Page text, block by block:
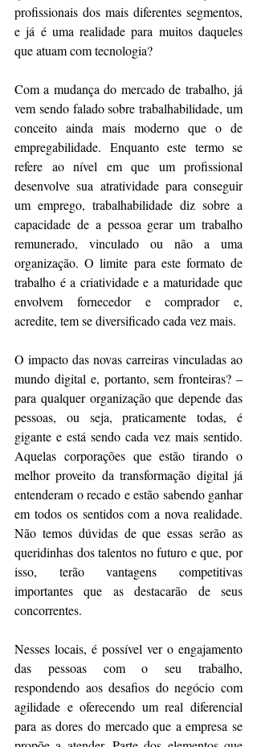
profissionais dos mais diferentes segmentos,
e já é uma realidade para muitos daqueles
que atuam com tecnologia?
Com a mudança do mercado de trabalho, já
vem sendo falado sobre trabalhabilidade, um
conceito ainda mais moderno que o de
empregabilidade. Enquanto este termo se
refere ao nível em que um profissional
desenvolve sua atratividade para conseguir
um emprego, trabalhabilidade diz sobre a
capacidade de a pessoa gerar um trabalho
remunerado, vinculado ou não a uma
organização. O limite para este formato de
trabalho é a criatividade e a maturidade que
envolvem fornecedor e comprador e,
acredite, tem se diversificado cada vez mais.
O impacto das novas carreiras vinculadas ao
mundo digital e, portanto, sem fronteiras? –
para qualquer organização que depende das
pessoas, ou seja, praticamente todas, é
gigante e está sendo cada vez mais sentido.
Aquelas corporações que estão tirando o
melhor proveito da transformação digital já
entenderam o recado e estão sabendo ganhar
em todos os sentidos com a nova realidade.
Não temos dúvidas de que essas serão as
queridinhas dos talentos no futuro e que, por
isso, terão vantagens competitivas
importantes que as destacarão de seus
concorrentes.
Nesses locais, é possível ver o engajamento
das pessoas com o seu trabalho,
respondendo aos desafios do negócio com
agilidade e oferecendo um real diferencial
para as dores do mercado que a empresa se